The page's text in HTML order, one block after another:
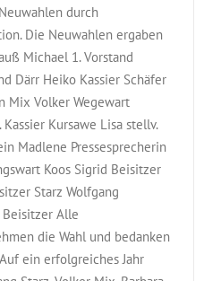
durch
Die Neuwahlen ergaben
Michael 1. Vorstand
Därr Heiko Kassier Schäfer
Mix Volker Wegewart
Kursawe Lisa stellv.
Madlene Pressesprecherin
Koos Sigrid Beisitzer
Starz Wolfgang
Alle
die Wahl und bedanken
ein erfolgreiches Jahr